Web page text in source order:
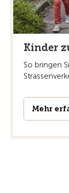
Kinder
So bringen
Mehr